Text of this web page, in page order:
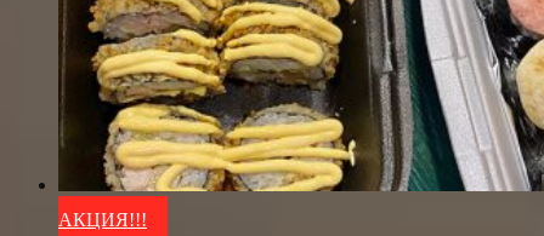
АКЦИЯ!!!